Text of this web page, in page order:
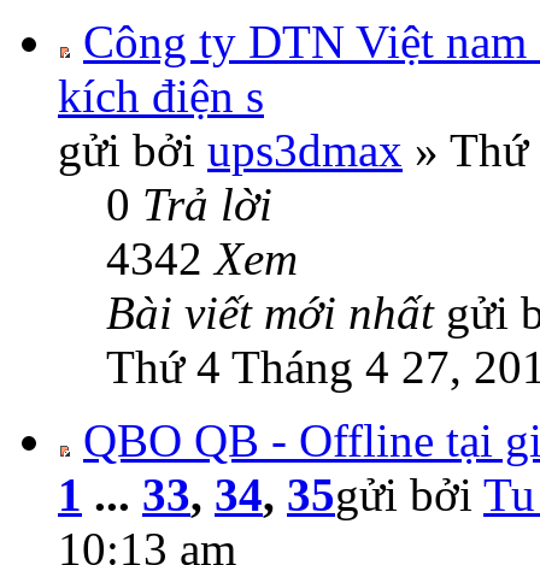
Công ty DTN Việt nam
kích điện s
gửi bởi ups3dmax » Thứ
0 Trả lời
4342Xem
Bài viết mới nhất gửi
Thứ 4 Tháng 4 27,
QBO QB - Offline tại
1 ... 33, 34, 35gửi bởi
10:13 am